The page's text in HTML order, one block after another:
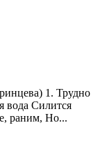
1. Трудно
вода Силится
раним, Но...